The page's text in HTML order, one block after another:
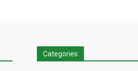
Categories